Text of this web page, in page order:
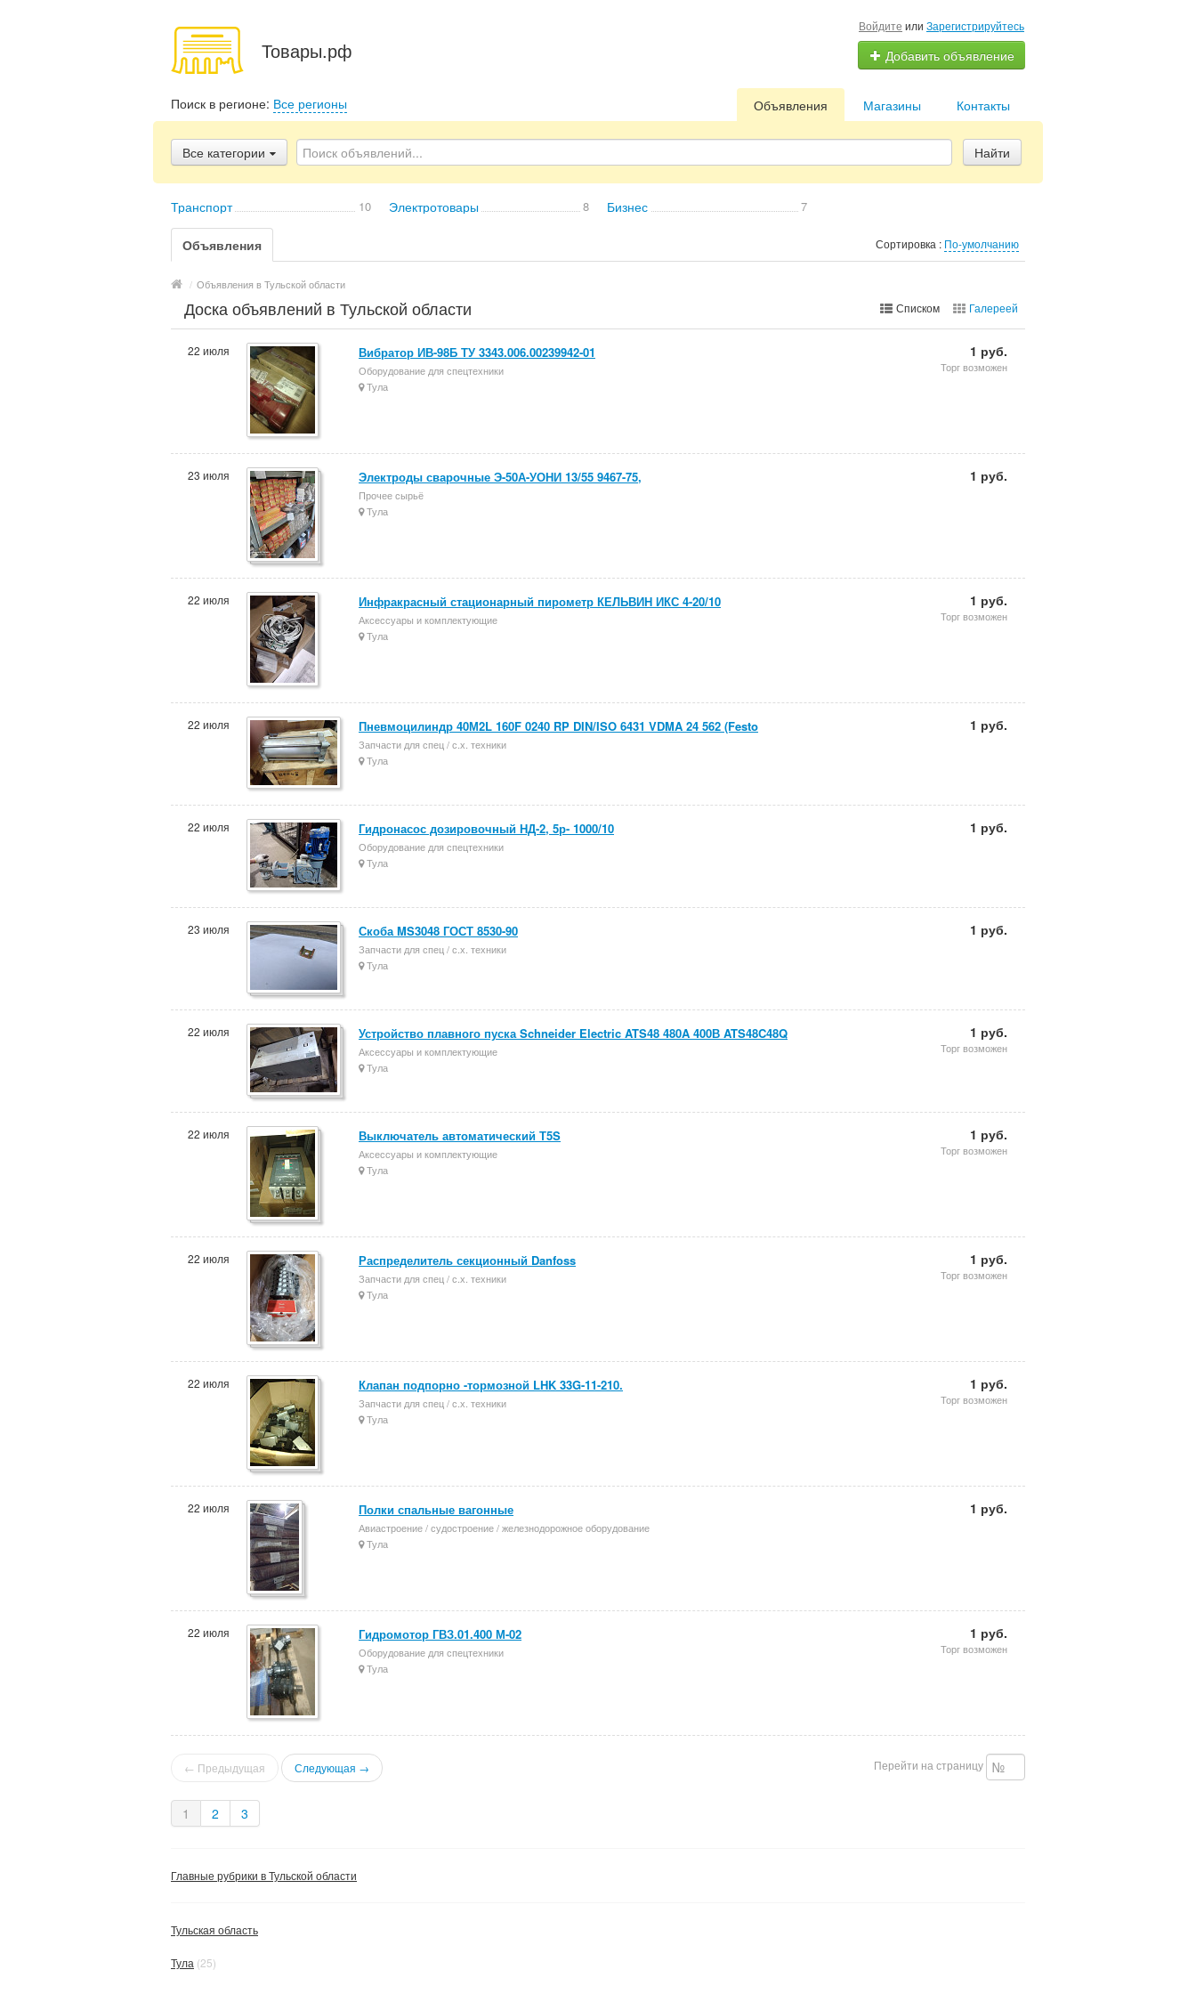
Товары.рф
Войдите или Зарегистрируйтесь
Добавить объявление
Поиск в регионе: Все регионы Контакты
Магазины
Объявления
Все категории Найти
Транспорт 10 Электротовары 8 Бизнес 7
Объявления Сортировка : По-умолчанию
/ Объявления в Тульской области
Доска объявлений в Тульской области Списком Галереей
22 июля Вибратор ИВ-98Б ТУ 3343.006.00239942-01
Оборудование для спецтехники
Тула
1 руб.
Торг возможен
23 июля Электроды сварочные Э-50А-УОНИ 13/55 9467-75,
Прочее сырьё
Тула
1 руб.
22 июля Инфракрасный стационарный пирометр КЕЛЬВИН ИКС 4-20/10
Аксессуары и комплектующие
Тула
1 руб.
Торг возможен
22 июля Пневмоцилиндр 40М2L 160F 0240 RP DIN/ISO 6431 VDMA 24 562 (Festo
Запчасти для спец / с.х. техники
Тула
1 руб.
22 июля Гидронасос дозировочный НД-2, 5р- 1000/10
Оборудование для спецтехники
Тула
1 руб.
23 июля Скоба MS3048 ГОСТ 8530-90
Запчасти для спец / с.х. техники
Тула
1 руб.
22 июля Устройство плавного пуска Schneider Electric ATS48 480A 400В ATS48C48Q
Аксессуары и комплектующие
Тула
1 руб.
Торг возможен
22 июля Выключатель автоматический Т5S
Аксессуары и комплектующие
Тула
1 руб.
Торг возможен
22 июля Распределитель секционный Danfoss
Запчасти для спец / с.х. техники
Тула
1 руб.
Торг возможен
22 июля Клапан подпорно -тормозной LHK 33G-11-210.
Запчасти для спец / с.х. техники
Тула
1 руб.
Торг возможен
22 июля Полки спальные вагонные
Авиастроение / судостроение / железнодорожное оборудование
Тула
1 руб.
22 июля Гидромотор ГВЗ.01.400 М-02
Оборудование для спецтехники
Тула
1 руб.
Торг возможен
← Предыдущая Следующая → Перейти на страницу
1 2 3
Главные рубрики в Тульской области
Тульская область
Тула (25)